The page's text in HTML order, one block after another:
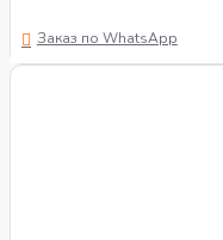
Заказ по WhatsApp